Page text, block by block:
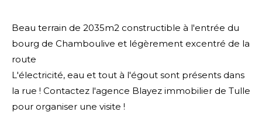
Beau terrain de 2035m2 constructible à l'entrée du
bourg de Chamboulive et légèrement excentré de la
route
L'électricité, eau et tout à l'égout sont présents dans
la rue ! Contactez l'agence Blayez immobilier de Tulle
pour organiser une visite !